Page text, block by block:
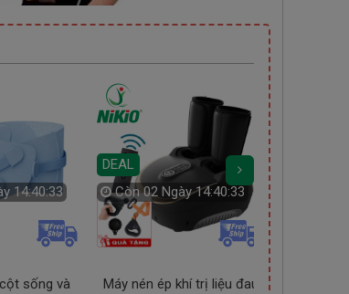
14:40:32
sống và
DEAL
Còn02 Ngày 14:40:32
Máy nén ép khí trị liệu đau